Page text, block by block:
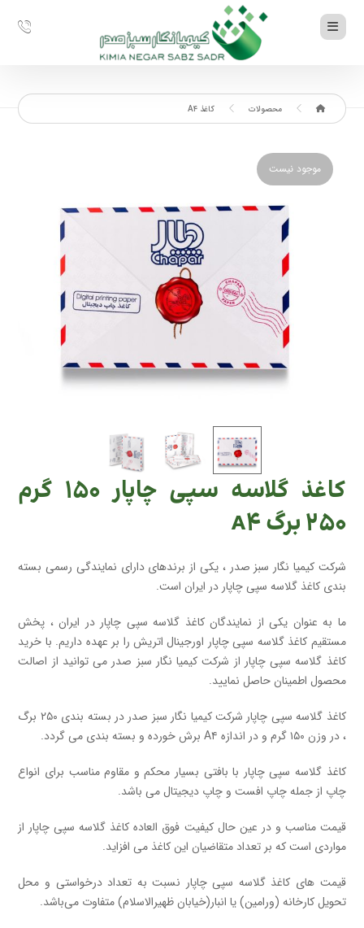
محصولات کاغذ A۴
موجود نیست
کاغذ گلاسه سپی چاپار ۱۵۰ گرم
۲۵۰ برگ A۴
شرکت کیمیا نگار سبز صدر ، یکی از برندهای دارای نمایندگی رسمی بسته
بندی کاغذ گلاسه سپی چاپار در ایران است.
ما به عنوان یکی از نمایندگان کاغذ گلاسه سپی چاپار در ایران ، پخش
مستقیم کاغذ گلاسه سپی چاپار اورجینال اتریش را بر عهده داریم. با خرید
کاغذ گلاسه سپی چاپار از شرکت کیمیا نگار سبز صدر می توانید از اصالت
محصول اطمینان حاصل نمایید.
کاغذ گلاسه سپی چاپار شرکت کیمیا نگار سبز صدر در بسته بندی ۲۵۰ برگ
، در وزن ۱۵۰ گرم و در اندازه A۴
برش خورده و بسته بندی می گردد.
کاغذ گلاسه سپی چاپار با بافتی بسیار محکم و مقاوم مناسب برای انواع
چاپ از جمله چاپ افست و چاپ دیجیتال می باشد.
قیمت مناسب و در عین حال کیفیت فوق العاده کاغذ گلاسه سپی چاپار از
مواردی است که بر تعداد متقاضیان این کاغذ می افزاید.
قیمت های کاغذ گلاسه سپی چاپار نسبت به تعداد درخواستی و محل
تحویل کارخانه (ورامین) یا انبار(خیابان ظهیرالاسلام) متفاوت می‌باشد.